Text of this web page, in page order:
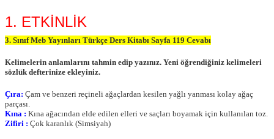
1. ETKİNLİK
3. Sınıf Meb Yayınları Türkçe Ders Kitabı Sayfa 119 Cevabı
Kelimelerin anlamlarını tahmin edip yazınız. Yeni öğrendiğiniz kelimeleri
sözlük defterinize ekleyiniz.
Çıra: Çam ve benzeri reçineli ağaçlardan kesilen yağlı yanması kolay ağaç
parçası.
Kına : Kına ağacından elde edilen elleri ve saçları boyamak için kullanılan toz.
Zifiri : Çok karanlık (Simsiyah)